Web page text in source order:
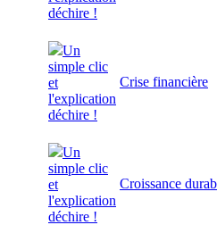
déchire !
Un
simple clic
et
l'explication
déchire !
Crise financière
Un
simple clic
et
l'explication
déchire !
Croissance